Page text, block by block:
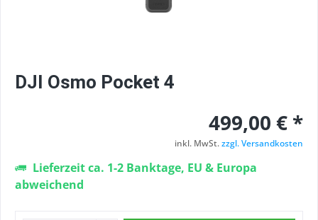
DJI Osmo Pocket 4
499,00 € *
inkl. MwSt.zzgl. Versandkosten
Lieferzeit ca. 1-2 Banktage, EU & Europa
abweichend